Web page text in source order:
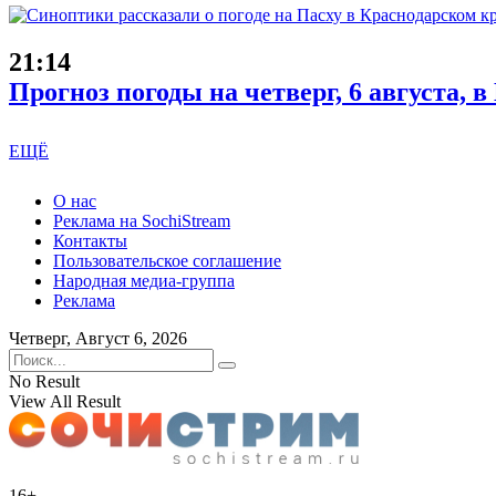
21:14
Прогноз погоды на четверг, 6 августа,
ЕЩЁ
О нас
Реклама на SochiStream
Контакты
Пользовательское соглашение
Народная медиа-группа
Реклама
Четверг, Август 6, 2026
No Result
View All Result